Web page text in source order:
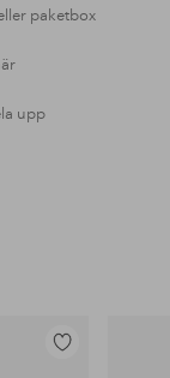
paketbox
upp